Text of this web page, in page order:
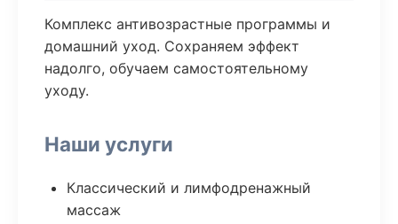
Комплекс антивозрастные программы и
домашний уход. Сохраняем эффект
надолго, обучаем самостоятельному
уходу.
Наши услуги
Классический и лимфодренажный
массаж